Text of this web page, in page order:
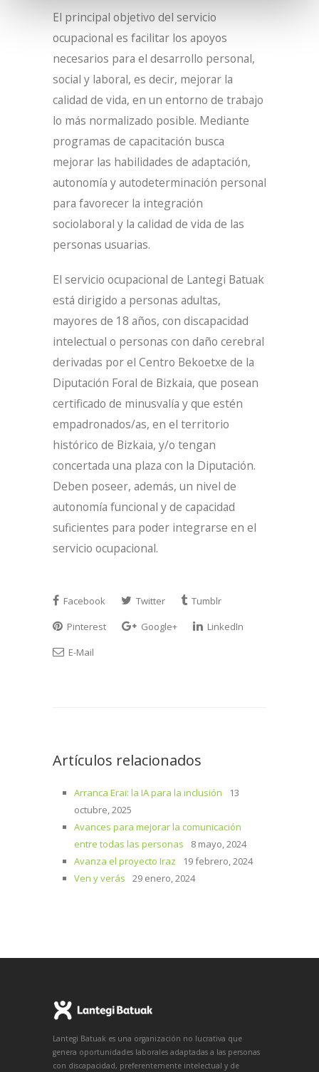
El principal objetivo del servicio
ocupacional es facilitar los apoyos
necesarios para el desarrollo personal,
social y laboral, es decir, mejorar la
calidad de vida, en un entorno de trabajo
lo más normalizado posible. Mediante
programas de capacitación busca
mejorar las habilidades de adaptación,
autonomía y autodeterminación personal
para favorecer la integración
sociolaboral y la calidad de vida de las
personas usuarias.
El servicio ocupacional de Lantegi Batuak
está dirigido a personas adultas,
mayores de 18 años, con discapacidad
intelectual o personas con daño cerebral
derivadas por el Centro Bekoetxe de la
Diputación Foral de Bizkaia, que posean
certificado de minusvalía y que estén
empadronados/as, en el territorio
histórico de Bizkaia, y/o tengan
concertada una plaza con la Diputación.
Deben poseer, además, un nivel de
autonomía funcional y de capacidad
suficientes para poder integrarse en el
servicio ocupacional.
Facebook Twitter
Tumblr
Pinterest
Google+
LinkedIn
E-Mail
Artículos relacionados
Arranca Erai: la IA para la inclusión
13
octubre, 2025
Avances para mejorar la comunicación
entre todas las personas
8 mayo, 2024
Avanza el proyecto Iraz
19 febrero, 2024
Ven y verás
29 enero, 2024
Lantegi Batuak es una organización no lucrativa que
genera oportunidades laborales adaptadas a las personas
con discapacidad, preferentemente intelectual y de